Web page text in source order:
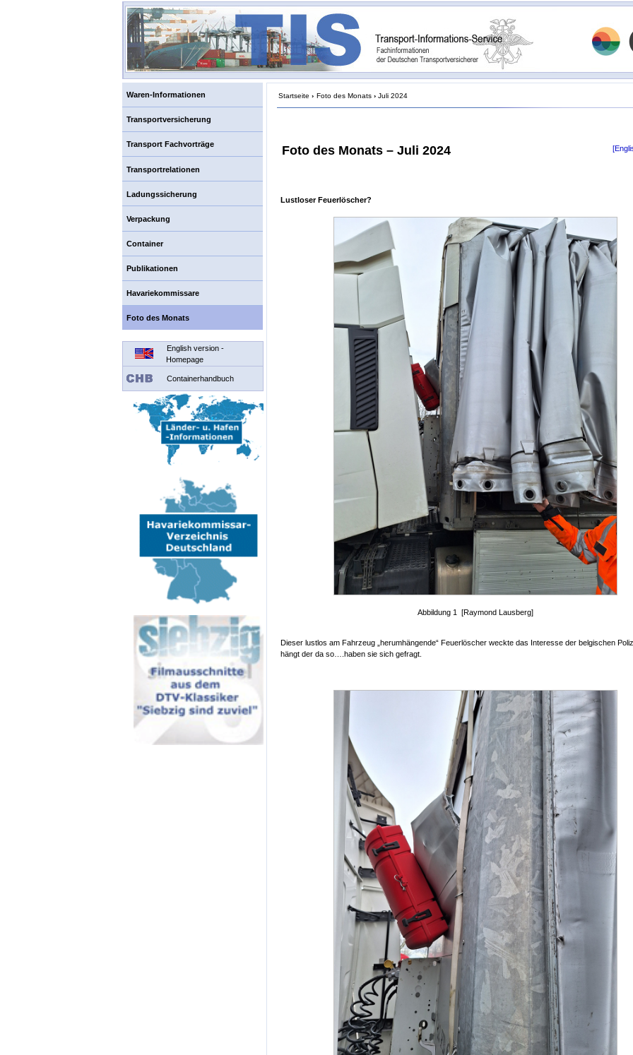
Waren-Informationen
Transportversicherung
Transport Fachvorträge
Transportrelationen
Ladungssicherung
Verpackung
Container
Publikationen
Havariekommissare
Foto des Monats
English version -
Homepage
Containerhandbuch
Startseite › Foto des Monats › Juli 2024
Foto des Monats – Juli 2024
Lustloser Feuerlöscher?
Abbildung 1 [Raymond Lausberg]
Dieser lustlos am Fahrzeug „herumhängende“ Feuerlöscher weckte das Interesse der belgischen
hängt der da so….haben sie sich gefragt.